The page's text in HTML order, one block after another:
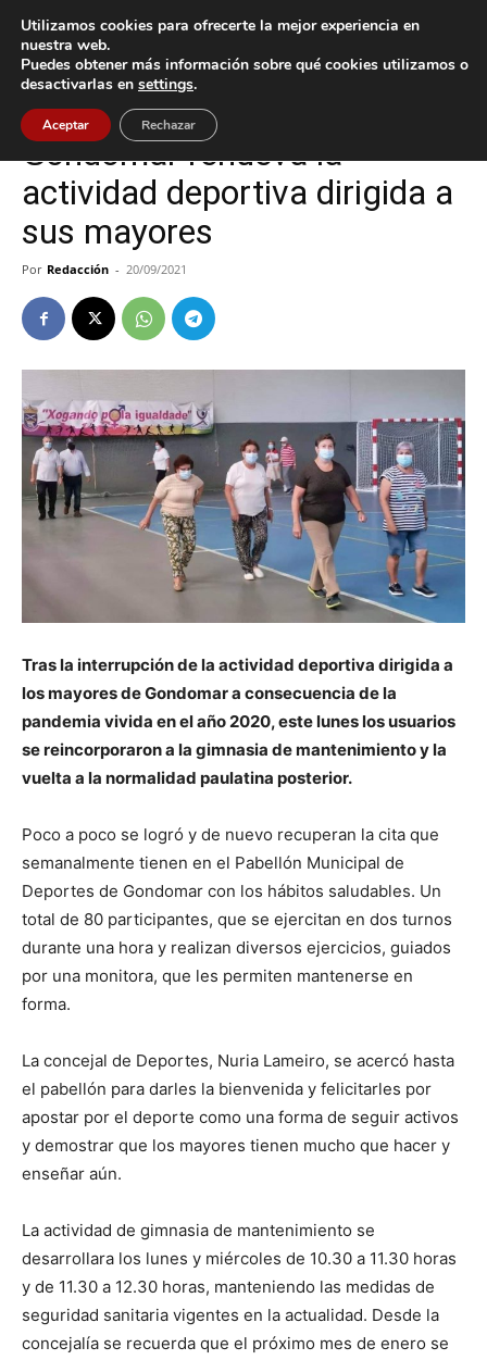
Inicio Deportes
Deportes Gondomar
Gondomar renueva la
actividad deportiva dirigida a
sus mayores
Por Redacción - 20/09/2021
Tras la interrupción de la actividad deportiva dirigida a
los mayores de Gondomar a consecuencia de la
pandemia vivida en el año 2020, este lunes los usuarios
se reincorporaron a la gimnasia de mantenimiento y la
vuelta a la normalidad paulatina posterior.
Poco a poco se logró y de nuevo recuperan la cita que
semanalmente tienen en el Pabellón Municipal de
Deportes de Gondomar con los hábitos saludables. Un
total de 80 participantes, que se ejercitan en dos turnos
durante una hora y realizan diversos ejercicios, guiados
por una monitora, que les permiten mantenerse en
forma.
La concejal de Deportes, Nuria Lameiro, se acercó hasta
el pabellón para darles la bienvenida y felicitarles por
apostar por el deporte como una forma de seguir activos
y demostrar que los mayores tienen mucho que hacer y
enseñar aún.
La actividad de gimnasia de mantenimiento se
desarrollara los lunes y miércoles de 10.30 a 11.30 horas
y de 11.30 a 12.30 horas, manteniendo las medidas de
seguridad sanitaria vigentes en la actualidad. Desde la
concejalía se recuerda que el próximo mes de enero se
Utilizamos cookies para ofrecerte la mejor experiencia en
nuestra web.
Puedes obtener más información sobre qué cookies utilizamos o
desactivarlas en settings.
Aceptar Rechazar